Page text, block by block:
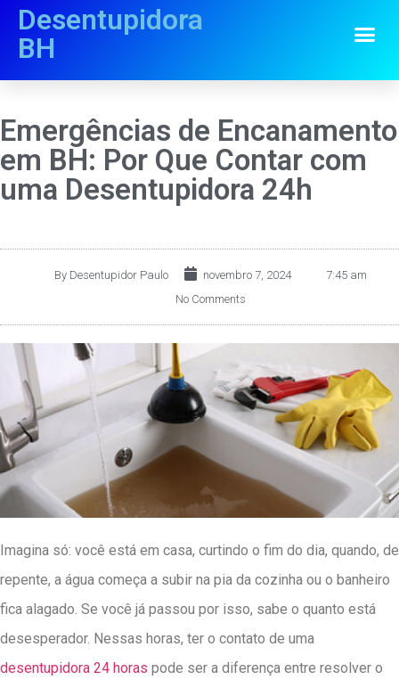
Desentupidora
BH
Emergências de Encanamento
em BH: Por Que Contar com
uma Desentupidora 24h
ByDesentupidor Paulo novembro 7, 2024
7:45 am
No Comments
Imagina só: você está em casa, curtindo o fim do dia, quando, de
repente, a água começa a subir na pia da cozinha ou o banheiro
fica alagado. Se você já passou por isso, sabe o quanto está
desesperador. Nessas horas, ter o contato de uma
desentupidora 24 horas pode ser a diferença entre resolver o